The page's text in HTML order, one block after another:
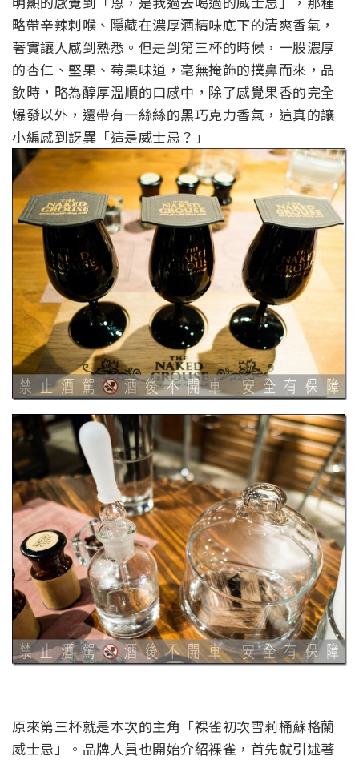
略帶辛辣刺喉、隱藏在濃厚酒精味底下的清爽香氣，
著實讓人感到熟悉。但是到第三杯的時候，一股濃厚
的杏仁、堅果、莓果味道，毫無掩飾的撲鼻而來，品
飲時，略為醇厚溫順的口感中，除了感覺果香的完全
爆發以外，還帶有一絲絲的黑巧克力香氣，這真的讓
小編感到訝異「這是威士忌？」
原來第三杯就是本次的主角「裸雀初次雪莉桶蘇格蘭
威士忌」。品牌人員也開始介紹裸雀，首先就引述著